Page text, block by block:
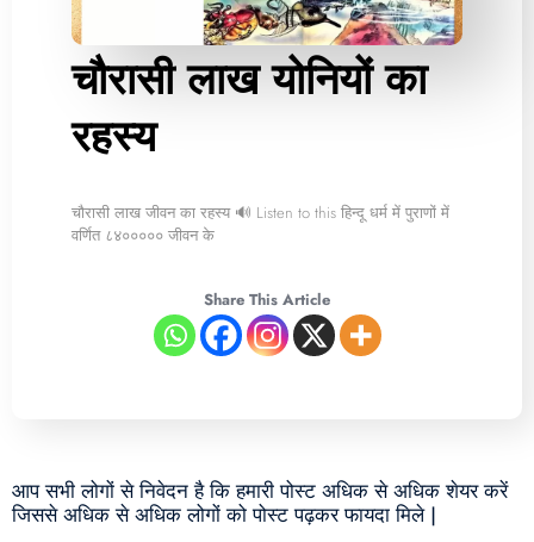
चौरासी लाख योनियों का
रहस्य
चौरासी लाख जीवन का रहस्य 🔊 Listen to this हिन्दू धर्म में पुराणों में
वर्णित ८४००००० जीवन के
Share This Article
आप सभी लोगों से निवेदन है कि हमारी पोस्ट अधिक से अधिक शेयर करें
जिससे अधिक से अधिक लोगों को पोस्ट पढ़कर फायदा मिले |